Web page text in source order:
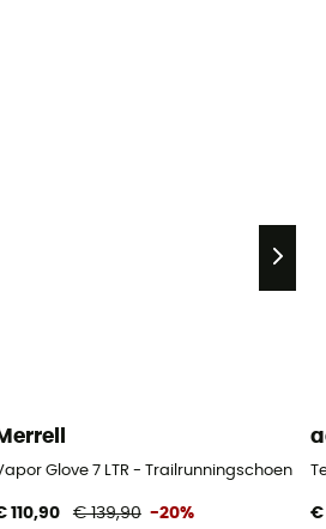
Heren
Merrell
Glove 7 LTR - Trailrunningschoenen -
110,90 € 139,90 -20% €